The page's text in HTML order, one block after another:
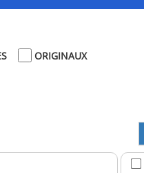
ORIGINAUX